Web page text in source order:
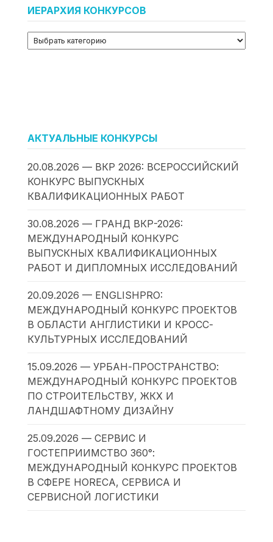
ИЕРАРХИЯ КОНКУРСОВ
АКТУАЛЬНЫЕ КОНКУРСЫ
20.08.2026 — ВКР 2026: ВСЕРОССИЙСКИЙ
КОНКУРС ВЫПУСКНЫХ
КВАЛИФИКАЦИОННЫХ РАБОТ
30.08.2026 — ГРАНД ВКР-2026:
МЕЖДУНАРОДНЫЙ КОНКУРС
ВЫПУСКНЫХ КВАЛИФИКАЦИОННЫХ
РАБОТ И ДИПЛОМНЫХ ИССЛЕДОВАНИЙ
20.09.2026 — ENGLISHPRO:
МЕЖДУНАРОДНЫЙ КОНКУРС ПРОЕКТОВ
В ОБЛАСТИ АНГЛИСТИКИ И КРОСС-
КУЛЬТУРНЫХ ИССЛЕДОВАНИЙ
15.09.2026 — УРБАН-ПРОСТРАНСТВО:
МЕЖДУНАРОДНЫЙ КОНКУРС ПРОЕКТОВ
ПО СТРОИТЕЛЬСТВУ, ЖКХ И
ЛАНДШАФТНОМУ ДИЗАЙНУ
25.09.2026 — СЕРВИС И
ГОСТЕПРИИМСТВО 360°:
МЕЖДУНАРОДНЫЙ КОНКУРС ПРОЕКТОВ
В СФЕРЕ HORECA, СЕРВИСА И
СЕРВИСНОЙ ЛОГИСТИКИ